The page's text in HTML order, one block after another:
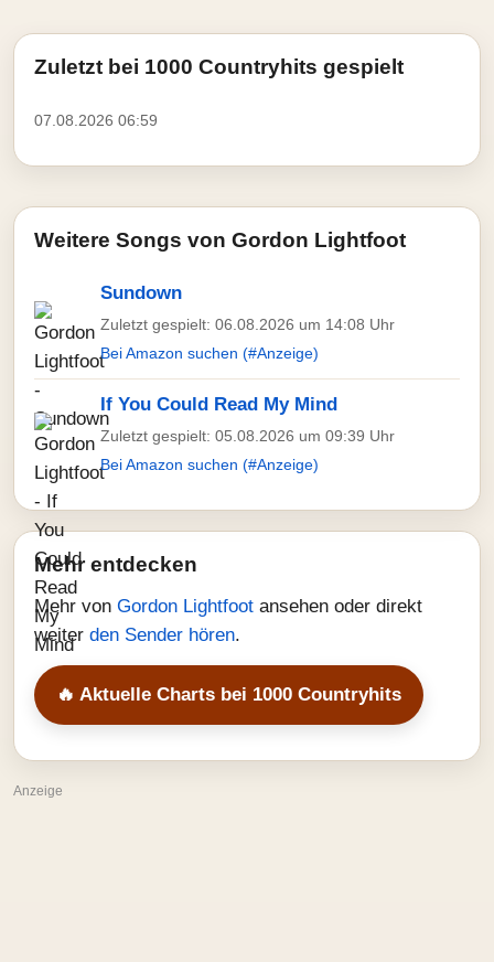
Zuletzt bei 1000 Countryhits gespielt
07.08.2026 06:59
Weitere Songs von Gordon Lightfoot
Sundown
Zuletzt gespielt: 06.08.2026 um 14:08 Uhr
Bei Amazon suchen (#Anzeige)
If You Could Read My Mind
Zuletzt gespielt: 05.08.2026 um 09:39 Uhr
Bei Amazon suchen (#Anzeige)
Mehr entdecken
Mehr von Gordon Lightfoot ansehen oder direkt
weiter den Sender hören.
🔥 Aktuelle Charts bei 1000 Countryhits
Anzeige